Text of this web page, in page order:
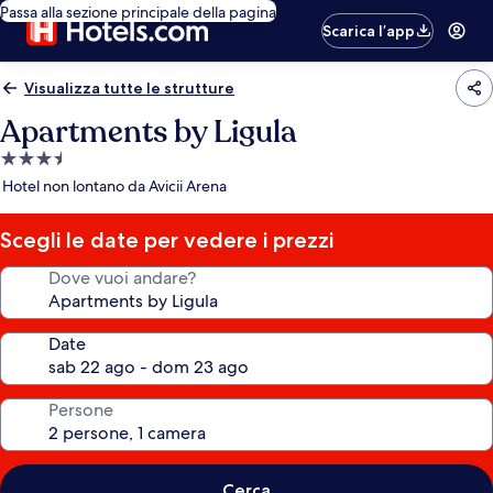
Passa alla sezione principale della pagina
Scarica l’app
Visualizza tutte le strutture
Apartments by Ligula
Struttura
a
stelle
Hotel non lontano da Avicii Arena
Scegli le date per vedere i prezzi
Dove vuoi andare?
Date
Persone